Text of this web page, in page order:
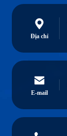
Địa chỉ
E-mail